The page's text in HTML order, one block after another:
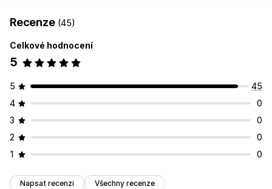
Recenze (45)
Celkové hodnocení
5
5
45
4
0
3
0
2
0
1
0
Napsat recenzi Všechny recenze